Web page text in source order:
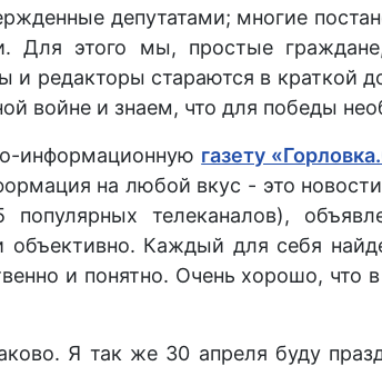
депутатами; многие
Для этого мы, простые
и редакторы стараются в
войне и знаем, что для победы
информационную газету
на любой вкус - это
телеканалов),
Каждый для себя
и понятно. Очень хорошо, что
Я так же 30 апреля буду